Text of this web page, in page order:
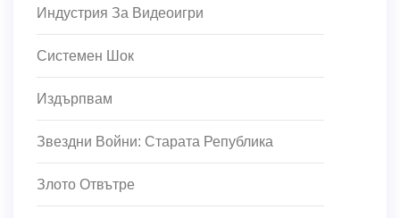
Индустрия За Видеоигри
Системен Шок
Издърпвам
Звездни Войни: Старата Република
Злото Отвътре